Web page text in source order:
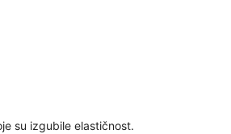
su izgubile elastičnost.